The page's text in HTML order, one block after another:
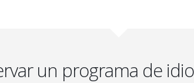
un programa de